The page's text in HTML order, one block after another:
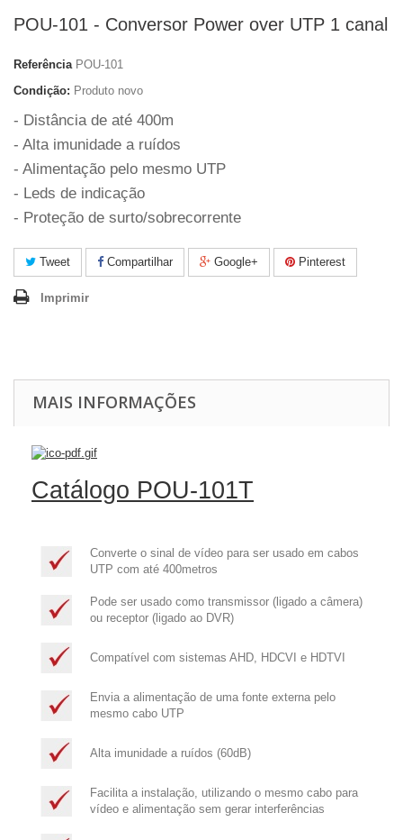
POU-101 - Conversor Power over UTP 1 canal
Referência POU-101
Condição: Produto novo
- Distância de até 400m
- Alta imunidade a ruídos
- Alimentação pelo mesmo UTP
- Leds de indicação
- Proteção de surto/sobrecorrente
Tweet Compartilhar Google+ Pinterest
Imprimir
MAIS INFORMAÇÕES
Catálogo POU-101T
Converte o sinal de vídeo para ser usado em cabos
UTP com até 400metros
Pode ser usado como transmissor (ligado a câmera)
ou receptor (ligado ao DVR)
Compatível com sistemas AHD, HDCVI e HDTVI
Envia a alimentação de uma fonte externa pelo
mesmo cabo UTP
Alta imunidade a ruídos (60dB)
Facilita a instalação, utilizando o mesmo cabo para
vídeo e alimentação sem gerar interferências